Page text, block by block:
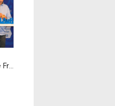
Tirages du 5ème tour de la Coupe de France et du 3ème tour de la Coupe Gambardella Crédit Agricole